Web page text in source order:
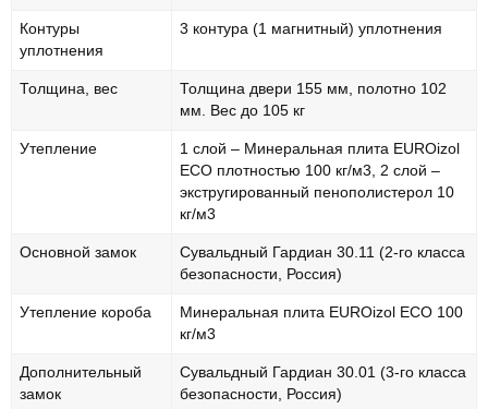
Контуры
уплотнения
3 контура (1 магнитный) уплотнения
Толщина, вес
Толщина двери 155 мм, полотно 102
мм. Вес до 105 кг
Утепление
1 слой – Минеральная плита EUROizol
ECO плотностью 100 кг/м3, 2 слой –
экстругированный пенополистерол 10
кг/м3
Основной замок
Сувальдный Гардиан 30.11 (2-го класса
безопасности, Россия)
Утепление короба
Минеральная плита EUROizol ECO 100
кг/м3
Дополнительный
замок
Сувальдный Гардиан 30.01 (3-го класса
безопасности, Россия)